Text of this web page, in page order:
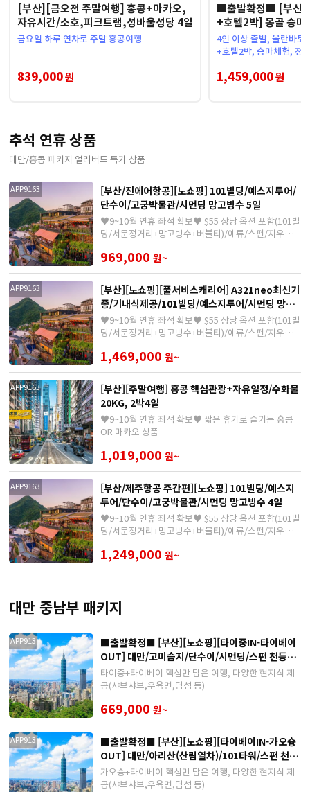
[부산][금오전 주말여행] 홍콩+마카오,
자유시간/소호,피크트램,성바울성당 4일
금요일 하루 연차로 주말 홍콩여행
839,000원
■출발확정■ [부산
+호텔2박] 몽골 승
승타슬하이/테를지 6
4인 이상 출발, 울란바토
+호텔2박, 승마체험, 전
1,459,000원
추석 연휴 상품
대만/홍콩 패키지 얼리버드 특가 상품
APP9163
[부산/진에어항공][노쇼핑] 101빌딩/예스지투어/
단수이/고궁박물관/시먼딩 망고빙수 5일
♥9~10월 연휴 좌석 확보♥ $55 상당 옵션 포함(101빌
딩/서문정거리+망고빙수+버블티)/예류/스펀/지우펀/
969,000 원~
APP9163
[부산][노쇼핑][풀서비스캐리어] A321neo최신기
종/기내식제공/101빌딩/예스지투어/시먼딩 망고
빙수 4일
♥9~10월 연휴 좌석 확보♥ $55 상당 옵션 포함(101빌
딩/서문정거리+망고빙수+버블티)/예류/스펀/지우펀/
1,469,000 원~
APP9163
[부산][주말여행] 홍콩 핵심관광+자유일정/수화물
20KG, 2박4일
♥9~10월 연휴 좌석 확보♥ 짧은 휴가로 즐기는 홍콩
OR 마카오 상품
1,019,000 원~
APP9163
[부산/제주항공 주간편][노쇼핑] 101빌딩/예스지
투어/단수이/고궁박물관/시먼딩 망고빙수 4일
♥9~10월 연휴 좌석 확보♥ $55 상당 옵션 포함(101빌
딩/서문정거리+망고빙수+버블티)/예류/스펀/지우펀/
1,249,000 원~
대만 중남부 패키지
APP913
■출발확정■ [부산][노쇼핑][타이중IN-타이베이
OUT] 대만/고미습지/단수이/시먼딩/스펀 천등체
험 5일
타이중+타이베이 핵심만 담은 여행, 다양한 현지식 제
공(샤브샤브,우육면,딤섬 등)
669,000 원~
APP913
■출발확정■ [부산][노쇼핑][타이베이IN-가오슝
OUT] 대만/아리산(산림열차)/101타워/스펀 천등
체험 4일
가오슝+타이베이 핵심만 담은 여행, 다양한 현지식 제
공(샤브샤브,우육면,딤섬 등)